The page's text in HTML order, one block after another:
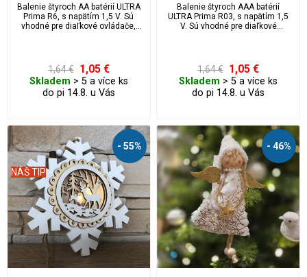
Balenie štyroch AA batérií ULTRA
Prima R6, s napätím 1,5 V. Sú
vhodné pre diaľkové ovládače,
1,64 € 1,05 €
Skladem > 5 a více ks
do pi 14.8. u Vás
Balenie štyroch AAA batérií
ULTRA Prima R03, s napätím 1,5
V. Sú vhodné pre diaľkové
1,64 € 1,05 €
Skladem > 5 a více ks
do pi 14.8. u Vás
- 55%
NÁŠ TIP
- 46%